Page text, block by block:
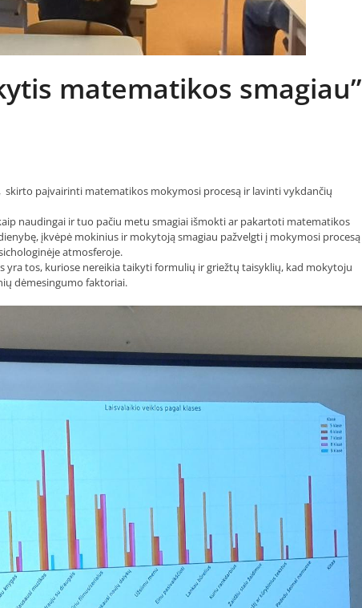
matematikos smagiau”
skirto paįvairinti matematikos mokymosi procesą ir lavinti vykdančių
naudingai ir tuo pačiu metu smagiai išmokti ar pakartoti matematikos
įkvėpė mokinius ir mokytoją smagiau pažvelgti į mokymosi procesą
atmosferoje.
tos, kuriose nereikia taikyti formulių ir griežtų taisyklių, kad mokytoju
dėmesingumo faktoriai.